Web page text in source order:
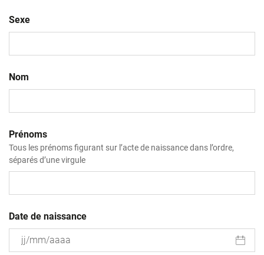
Sexe
Nom
Prénoms
Tous les prénoms figurant sur l’acte de naissance dans l’ordre,
séparés d’une virgule
Date de naissance